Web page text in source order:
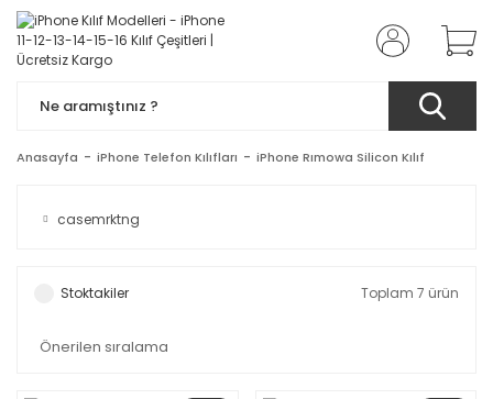
Anasayfa iPhone Telefon Kılıfları iPhone Rımowa Silicon Kılıf
casemrktng
Stoktakiler Toplam 7 ürün